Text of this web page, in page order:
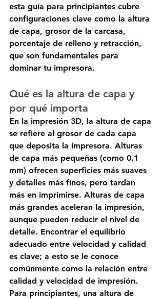
esta guía para principiantes cubre
configuraciones clave como la altura
de capa, grosor de la carcasa,
porcentaje de relleno y retracción,
que son fundamentales para
dominar tu impresora.
Qué es la altura de capa y
por qué importa
En la impresión 3D, la altura de capa
se refiere al grosor de cada capa
que deposita la impresora. Alturas
de capa más pequeñas (como 0.1
mm) ofrecen superficies más suaves
y detalles más finos, pero tardan
más en imprimirse. Alturas de capa
más grandes aceleran la impresión,
aunque pueden reducir el nivel de
detalle. Encontrar el equilibrio
adecuado entre velocidad y calidad
es clave; a esto se le conoce
comúnmente como la relación entre
calidad y velocidad de impresión.
Para principiantes, una altura de